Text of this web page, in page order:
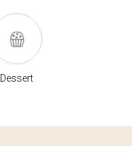
Dessert